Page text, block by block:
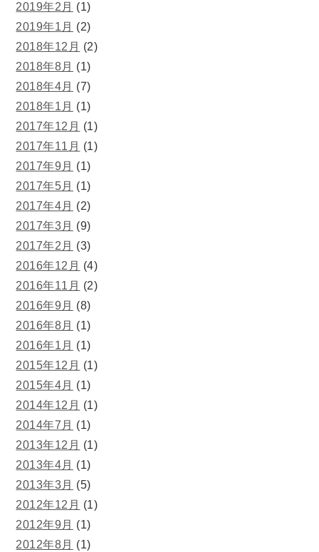
2019年2月 (1)
2019年1月 (2)
2018年12月 (2)
2018年8月 (1)
2018年4月 (7)
2018年1月 (1)
2017年12月 (1)
2017年11月 (1)
2017年9月 (1)
2017年5月 (1)
2017年4月 (2)
2017年3月 (9)
2017年2月 (3)
2016年12月 (4)
2016年11月 (2)
2016年9月 (8)
2016年8月 (1)
2016年1月 (1)
2015年12月 (1)
2015年4月 (1)
2014年12月 (1)
2014年7月 (1)
2013年12月 (1)
2013年4月 (1)
2013年3月 (5)
2012年12月 (1)
2012年9月 (1)
2012年8月 (1)